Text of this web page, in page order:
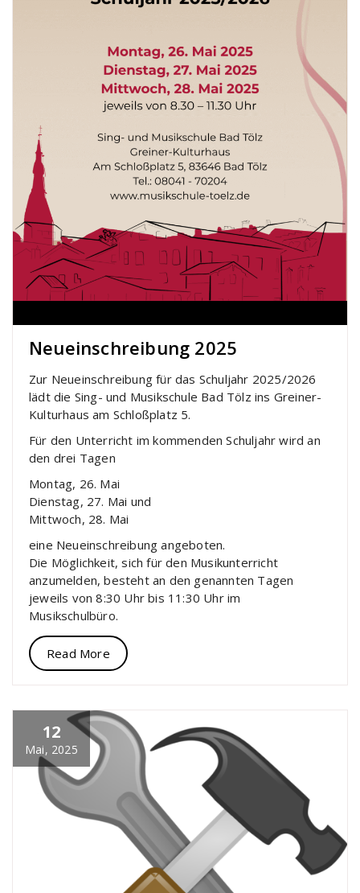
Neueinschreibung 2025
Zur Neueinschreibung für das Schuljahr 2025/2026
lädt die Sing- und Musikschule Bad Tölz ins Greiner-
Kulturhaus am Schloßplatz 5.
Für den Unterricht im kommenden Schuljahr wird an
den drei Tagen
Montag, 26. Mai
Dienstag, 27. Mai und
Mittwoch, 28. Mai
eine Neueinschreibung angeboten.
Die Möglichkeit, sich für den Musikunterricht
anzumelden, besteht an den genannten Tagen
jeweils von 8:30 Uhr bis 11:30 Uhr im
Musikschulbüro.
Read More
12
Mai, 2025